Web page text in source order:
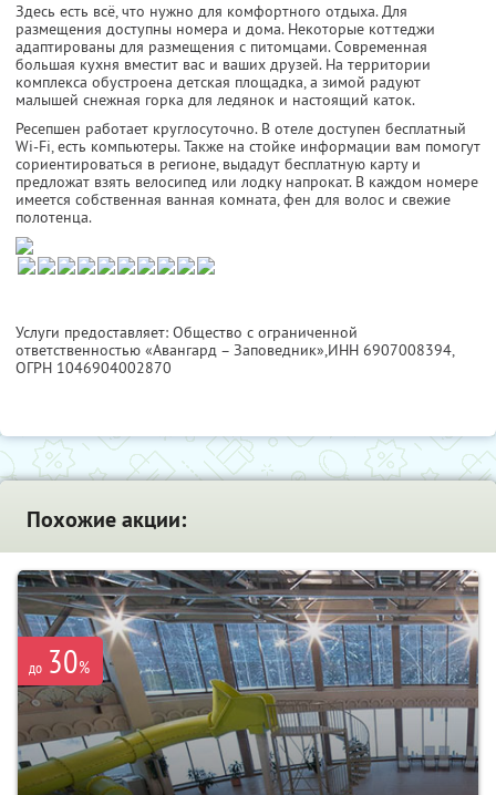
Здесь есть всё, что нужно для комфортного отдыха. Для
размещения доступны номера и дома. Некоторые коттеджи
адаптированы для размещения с питомцами. Современная
большая кухня вместит вас и ваших друзей. На территории
комплекса обустроена детская площадка, а зимой радуют
малышей снежная горка для ледянок и настоящий каток.
Ресепшен работает круглосуточно. В отеле доступен бесплатный
Wi-Fi, есть компьютеры. Также на стойке информации вам помогут
сориентироваться в регионе, выдадут бесплатную карту и
предложат взять велосипед или лодку напрокат. В каждом номере
имеется собственная ванная комната, фен для волос и свежие
полотенца.
Услуги предоставляет: Общество с ограниченной
ответственностью «Авангард – Заповедник»,ИНН 6907008394,
ОГРН 1046904002870
Похожие акции:
до 30%